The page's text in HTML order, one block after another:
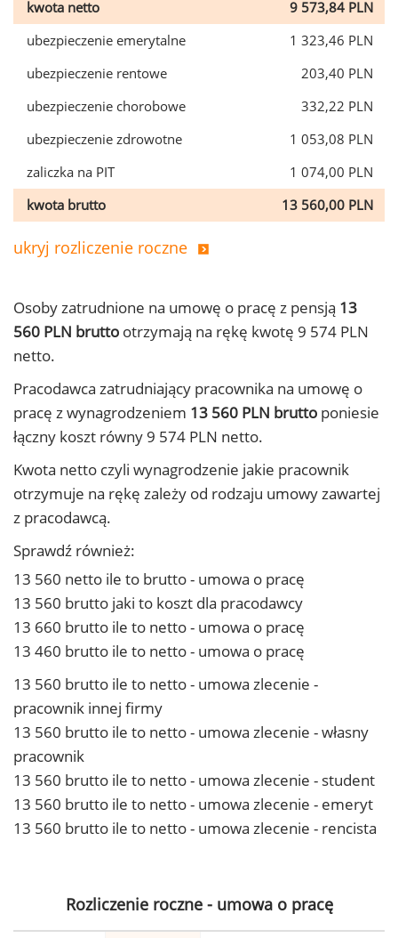
kwota netto
9 573,84 PLN
ubezpieczenie emerytalne
1 323,46 PLN
ubezpieczenie rentowe
203,40 PLN
ubezpieczenie chorobowe
332,22 PLN
ubezpieczenie zdrowotne
1 053,08 PLN
zaliczka na PIT
1 074,00 PLN
kwota brutto
13 560,00 PLN
ukryj rozliczenie roczne
Osoby zatrudnione na umowę o pracę z pensją 13
560 PLN brutto otrzymają na rękę kwotę 9 574 PLN
netto.
Pracodawca zatrudniający pracownika na umowę o
pracę z wynagrodzeniem 13 560 PLN brutto poniesie
łączny koszt równy 9 574 PLN netto.
Kwota netto czyli wynagrodzenie jakie pracownik
otrzymuje na rękę zależy od rodzaju umowy zawartej
z pracodawcą.
Sprawdź również:
13 560 netto ile to brutto - umowa o pracę
13 560 brutto jaki to koszt dla pracodawcy
13 660 brutto ile to netto - umowa o pracę
13 460 brutto ile to netto - umowa o pracę
13 560 brutto ile to netto - umowa zlecenie -
pracownik innej firmy
13 560 brutto ile to netto - umowa zlecenie - własny
pracownik
13 560 brutto ile to netto - umowa zlecenie - student
13 560 brutto ile to netto - umowa zlecenie - emeryt
13 560 brutto ile to netto - umowa zlecenie - rencista
Rozliczenie roczne - umowa o pracę